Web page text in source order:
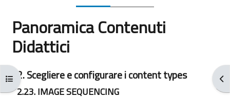
Open course index
Panoramica Contenuti
Didattici
2. Scegliere e configurare i content types
2.23. IMAGE SEQUENCING